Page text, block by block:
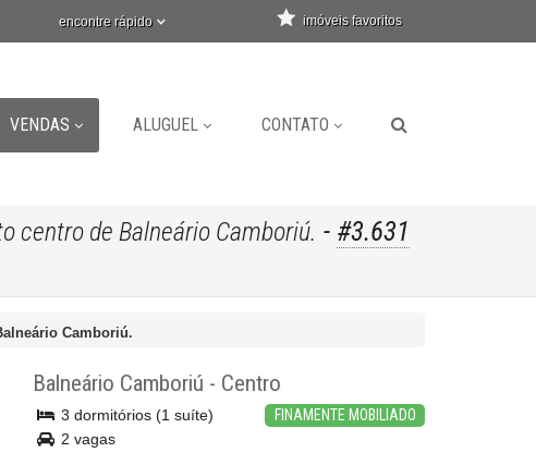
encontre rápido imóveis favoritos
VENDAS ALUGUEL CONTATO
centro de Balneário Camboriú. - #3.631
Camboriú.
Balneário Camboriú - Centro
FINAMENTE MOBILIADO
3 dormitórios (1 suíte)
2 vagas